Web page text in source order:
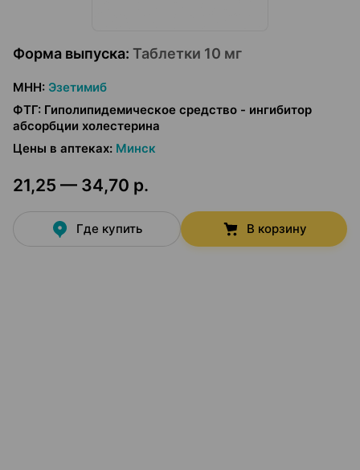
Форма выпуска: Таблетки 10 мг
МНН: Эзетимиб
ФТГ: Гиполипидемическое средство - ингибитор
абсорбции холестерина
Цены в аптеках: Минск
21,25 — 34,70 р.
Где купить В корзину